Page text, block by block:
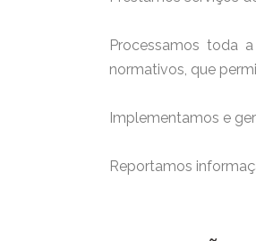
Processamos toda
normativos, que
Implementamos e
Reportamos